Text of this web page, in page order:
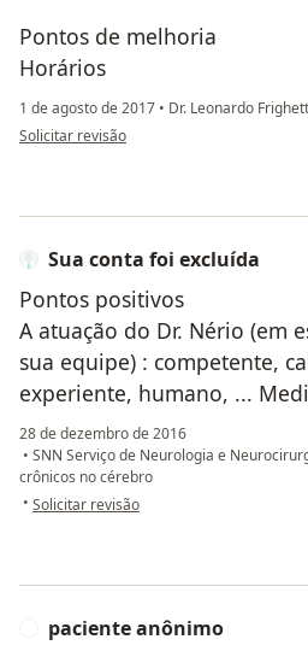
Pontos de melhoria
Horários
1 de agosto de 2017 • Dr. Leonardo
na opinião do utilizador usuário
Solicitar revisão
Sua conta foi excluída
Pontos positivos
A atuação do Dr. Nério (em
sua equipe) : competente,
experiente, humano, ...
28 de dezembro de 2016
• SNN Serviço de Neurologia e
crônicos no cérebro
• na opinião do utilizador Sua conta foi
Solicitar revisão
paciente anônimo